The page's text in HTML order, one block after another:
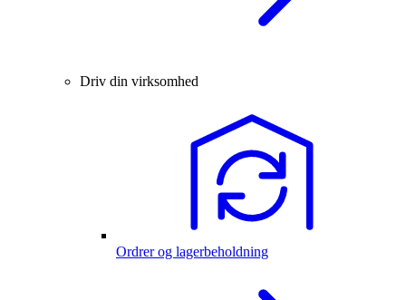
Driv din virksomhed
Ordrer og lagerbeholdning